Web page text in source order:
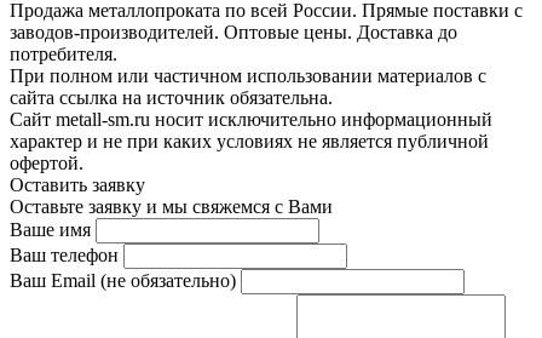
Продажа металлопроката по всей России. Прямые поставки с
заводов-производителей. Оптовые цены. Доставка до
потребителя.
При полном или частичном использовании материалов с
сайта ссылка на источник обязательна.
Сайт metall-sm.ru носит исключительно информационный
характер и не при каких условиях не является публичной
офертой.
Оставить заявку
Оставьте заявку и мы свяжемся с Вами
Ваше имя
Ваш телефон
Ваш Email (не обязательно)